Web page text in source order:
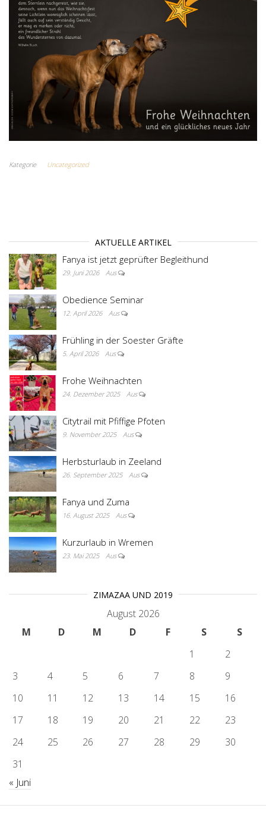
Kategorie Uncategorized
AKTUELLE ARTIKEL
Fanya ist jetzt geprüfter Begleithund
29. Juni 2026 Aus
Obedience Seminar
12. April 2026 Aus
Frühling in der Soester Gräfte
5. April 2026 Aus
Frohe Weihnachten
24. Dezember 2025 Aus
Citytrail mit Pfiffige Pfoten
9. November 2025 Aus
Herbsturlaub in Zeeland
26. September 2025 Aus
Fanya und Zuma
16. August 2025 Aus
Kurzurlaub in Wremen
23. Mai 2025 Aus
ZIMAZAA UND 2019
August 2026
M
D M D F S
S
1
2
3
4 5 6 7 8
9
10
11 12 13 14 15
16
17
18 19 20 21 22
23
24
25 26 27 28 29
30
31
« Juni